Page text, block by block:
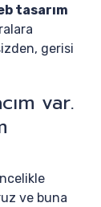
tasarım
gerisi
var.
ve buna